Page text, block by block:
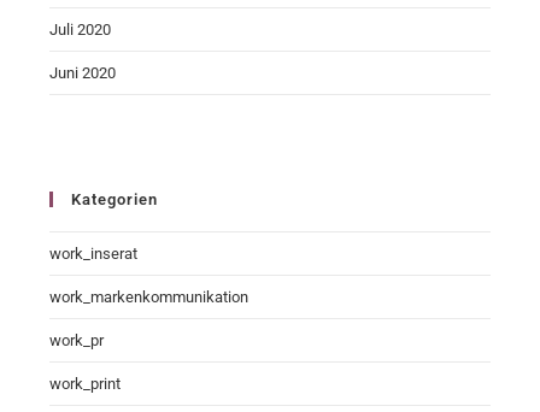
Juli 2020
Juni 2020
Kategorien
work_inserat
work_markenkommunikation
work_pr
work_print